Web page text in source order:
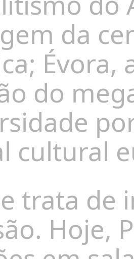
da
Évora,
do
cultural
trata de
Hoje,